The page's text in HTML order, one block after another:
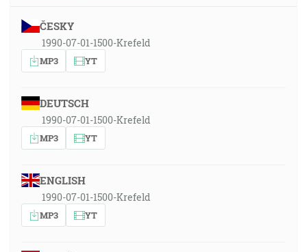
ČESKY
1990-07-01-1500-Krefeld
MP3 YT
DEUTSCH
1990-07-01-1500-Krefeld
MP3 YT
ENGLISH
1990-07-01-1500-Krefeld
MP3 YT